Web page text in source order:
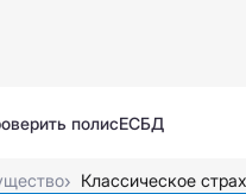
полисЕСБД
› Классическое